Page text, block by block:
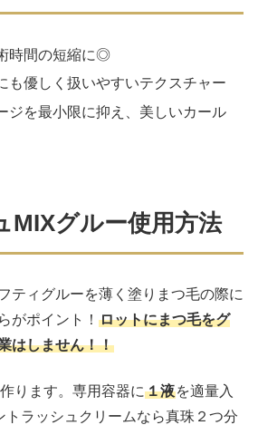
時間の短縮に◎
も優しく扱いやすいテクスチャー
ジを最小限に抑え、美しいカール
MIXグルー使用方法
ティグルーを薄く塗りまつ毛の際に
がポイント！ ロットにまつ毛をグ
はしません！！
ります。専用容器に１液を適量入
トラッシュクリームなら真珠２つ分